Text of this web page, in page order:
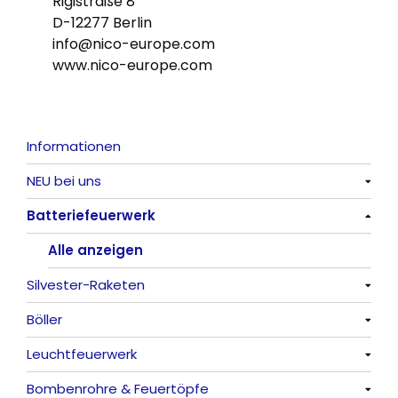
D-12277 Berlin
info@nico-europe.com
www.nico-europe.com
Informationen
NEU bei uns
Alle anzeigen
Batteriefeuerwerk
Alle anzeigen
Silvester-Raketen
Alle anzeigen
Böller
Alle anzeigen
China-Böller
Leuchtfeuerwerk
Alle anzeigen
Bombenrohre & Feuertöpfe